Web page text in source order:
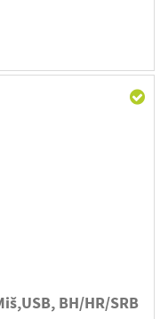
BH/HR/SRB